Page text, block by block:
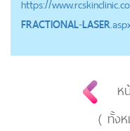
https://
FRACTIONAL-LASER
ห
( ทั้ง